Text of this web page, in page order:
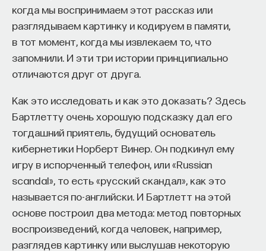
когда мы воспринимаем этот рассказ или
разглядываем картинку и кодируем в памяти,
в тот момент, когда мы извлекаем то, что
запомнили. И эти три истории принципиально
отличаются друг от друга.
Как это исследовать и как это доказать? Здесь
Бартлетту очень хорошую подсказку дал его
тогдашний приятель, будущий основатель
кибернетики Норберт Винер. Он подкинул ему
игру в испорченный телефон, или «Russian
scandal», то есть «русский скандал», как это
называется по-английски. И Бартлетт на этой
основе построил два метода: метод повторных
воспроизведений, когда человек, например,
разглядев картинку или выслушав некоторую